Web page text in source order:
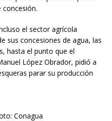
concesión.
el sector agrícola
sus concesiones de agua, las
hasta el punto que el
López Obrador, pidió a
parar su producción
Conagua